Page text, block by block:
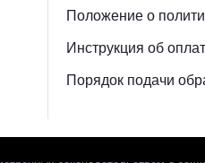
Положение о
Инструкция об
Порядок подачи